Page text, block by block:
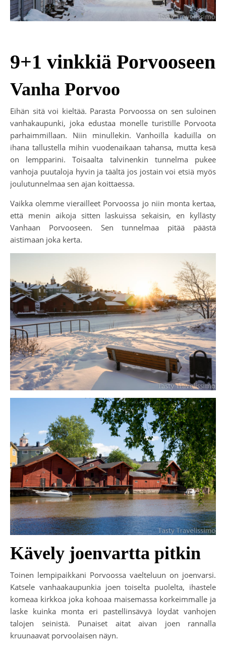
9+1 vinkkiä Porvooseen
Vanha Porvoo
Eihän sitä voi kieltää. Parasta Porvoossa on sen suloinen
vanhakaupunki, joka edustaa monelle turistille Porvoota
parhaimmillaan. Niin minullekin. Vanhoilla kaduilla on
ihana tallustella mihin vuodenaikaan tahansa, mutta kesä
on lempparini. Toisaalta talvinenkin tunnelma pukee
vanhoja puutaloja hyvin ja täältä jos jostain voi etsiä myös
joulutunnelmaa sen ajan koittaessa.
Vaikka olemme vierailleet Porvoossa jo niin monta kertaa,
että menin aikoja sitten laskuissa sekaisin, en kyllästy
Vanhaan Porvooseen. Sen tunnelmaa pitää päästä
aistimaan joka kerta.
Kävely joenvartta pitkin
Toinen lempipaikkani Porvoossa vaelteluun on joenvarsi.
Katsele vanhaakaupunkia joen toiselta puolelta, ihastele
komeaa kirkkoa joka kohoaa maisemassa korkeimmalle ja
laske kuinka monta eri pastellinsävyä löydät vanhojen
talojen seinistä. Punaiset aitat aivan joen rannalla
kruunaavat porvoolaisen näyn.